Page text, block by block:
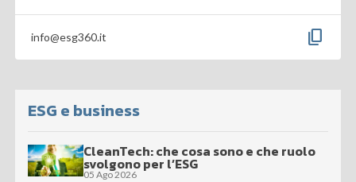
info@esg360.it content_copy
ESG e business
CleanTech: che cosa sono e che ruolo
svolgono per l’ESG
05 Ago 2026